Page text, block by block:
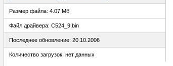
Размер файла: 4.07 Мб
Файл драйвера: C524_9.bin
Последнее обновление: 20.10.2006
Количество загрузок: нет данных